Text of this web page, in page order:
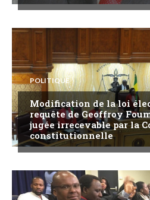
POLITIQUE
Modification de la loi
requête de Geoffroy
jugée irrecevable par la
constitutionnelle